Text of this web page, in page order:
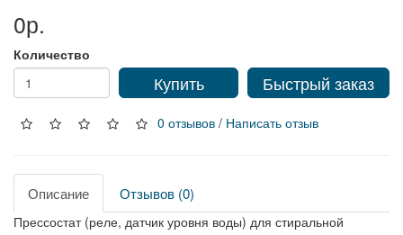
0р.
Количество
Купить Быстрый заказ
0 отзывов / Написать отзыв
Описание Отзывов (0)
Прессостат (реле, датчик уровня воды) для стиральной